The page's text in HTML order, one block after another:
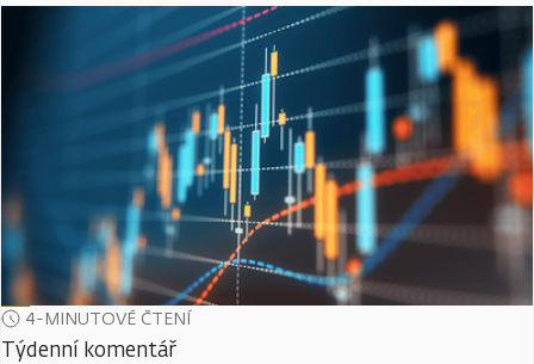
4-MINUTOVÉ ČTENÍ
Týdenní komentář